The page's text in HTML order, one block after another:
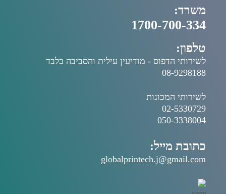
משרד:
1700-700-334
טלפון:
לשירותי הדפוס - מודיעין עילית והסביבה בלבד
08-9298188
לשירותי המכונות
02-5330729
050-3338004
כתובת מייל:
globalprintech.j@gmail.com